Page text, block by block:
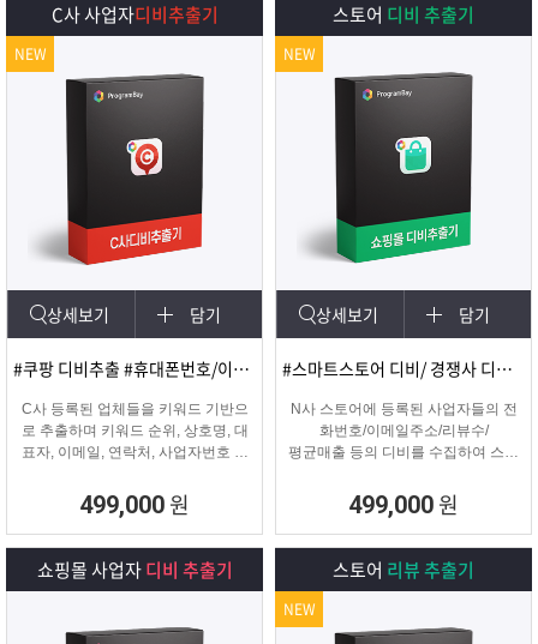
C사 사업자디비추출기
상세보기 담기
#쿠팡 디비추출 #휴대폰번호/이메일
C사 등록된 업체들을 키워드 기반으
로 추출하며 키워드 순위, 상호명, 대
표자, 이메일, 연락처, 사업자번호 등
추출해주는 프로그램
499,000 원
NEW
스토어 디비 추출기
상세보기 담기
#스마트스토어 디비/ 경쟁사 디비 분석
N사 스토어에 등록된 사업자들의 전
화번호/이메일주소/리뷰수/
평균매출 등의 디비를 수집하여 스토
경쟁사 분석에 탁월한 프로그램입니
다.
499,000 원
NEW
쇼핑몰 사업자디비 추출기 스토어 리뷰 추출기
NEW